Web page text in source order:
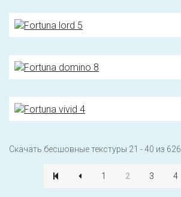
Скачать бесшовные текстуры 21 - 40 из 626
1 2 3 4